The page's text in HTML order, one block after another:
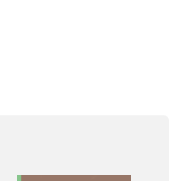
klasse 1. klasse 2. klasse 3. klasse